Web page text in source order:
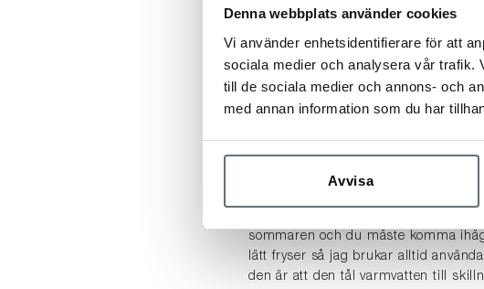
Denna webbplats använder cookies
Vi använder enhetsidentifierare för att
sociala medier och analysera vår trafik.
till de sociala medier och annons- och
med annan information som du har
Avvisa
4. Liggunderlag. Kylan kommer som
kommer att hjälpa dig hålla värmen
det ingen roll hur tjock sovsäck du
här. Jag har ett uppblåsbart isolerat
fyller flera funktioner.
sommaren och du måste komma
lätt fryser så jag brukar alltid
den är att den tål varmvatten till